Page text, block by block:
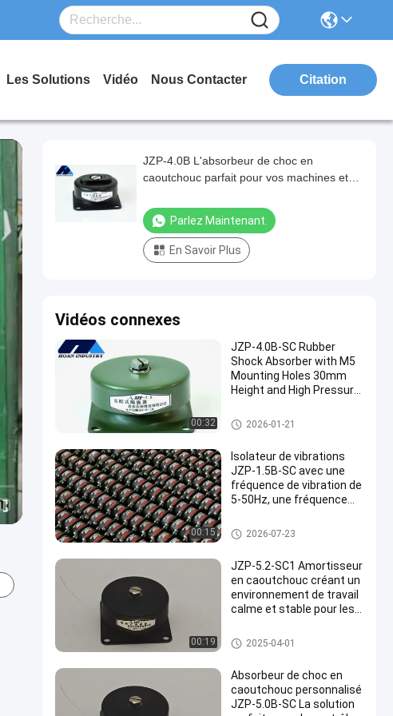
Les Solutions Vidéo Nous Contacter Citation
JZP-4.0B L'absorbeur de choc en
caoutchouc parfait pour vos machines et
Parlez Maintenant.
En Savoir Plus
Vidéos connexes
00:32
JZP-4.0B-SC Rubber
Shock Absorber with M5
Mounting Holes 30mm
Height and High Pressure
Isolation
amortisseur en caoutchouc
2026-01-21
00:15
Isolateur de vibrations
JZP-1.5B-SC avec une
fréquence de vibration de
5-50Hz, une fréquence
capacité de charge
maximale de 1,5 kg
amortisseur en caoutchouc
2026-07-23
00:19
JZP-5.2-SC1 Amortisseur
en caoutchouc créant un
environnement de travail
calme et stable pour les
amortisseur en caoutchouc
2025-04-01
Absorbeur de choc en
caoutchouc personnalisé
JZP-5.0B-SC La solution